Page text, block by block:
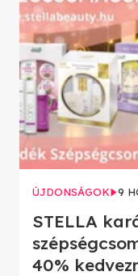
ÚJDONSÁGOK 9
STELLA
40%